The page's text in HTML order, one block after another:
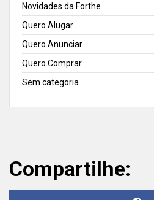
Novidades da Forthe
Quero Alugar
Quero Anunciar
Quero Comprar
Sem categoria
Compartilhe: